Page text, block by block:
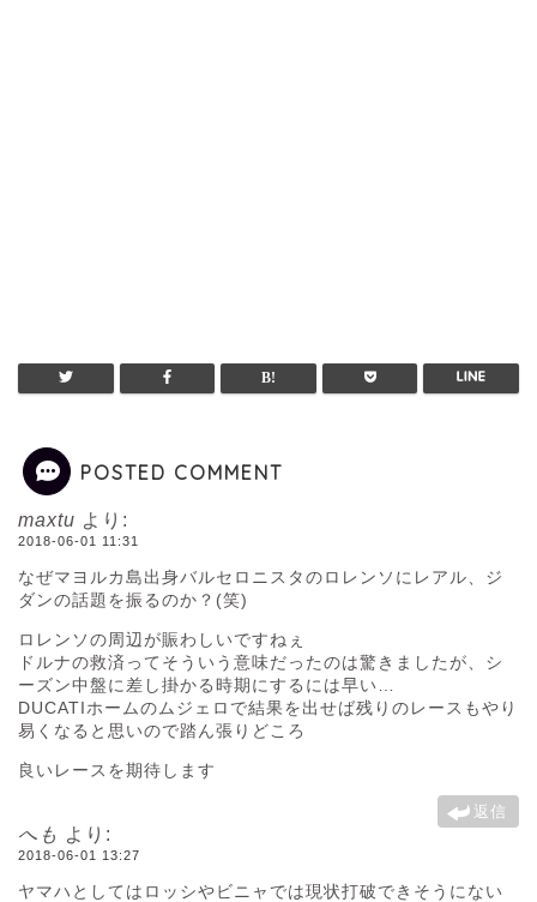
POSTED COMMENT
maxtu より:
2018-06-01 11:31
なぜマヨルカ島出身バルセロニスタのロレンソにレアル、ジ
ダンの話題を振るのか？(笑)
ロレンソの周辺が賑わしいですねぇ
ドルナの救済ってそういう意味だったのは驚きましたが、シ
ーズン中盤に差し掛かる時期にするには早い…
DUCATIホームのムジェロで結果を出せば残りのレースもやり
易くなると思いので踏ん張りどころ
良いレースを期待します
返信
へも より:
2018-06-01 13:27
ヤマハとしてはロッシやビニャでは現状打破できそうにない